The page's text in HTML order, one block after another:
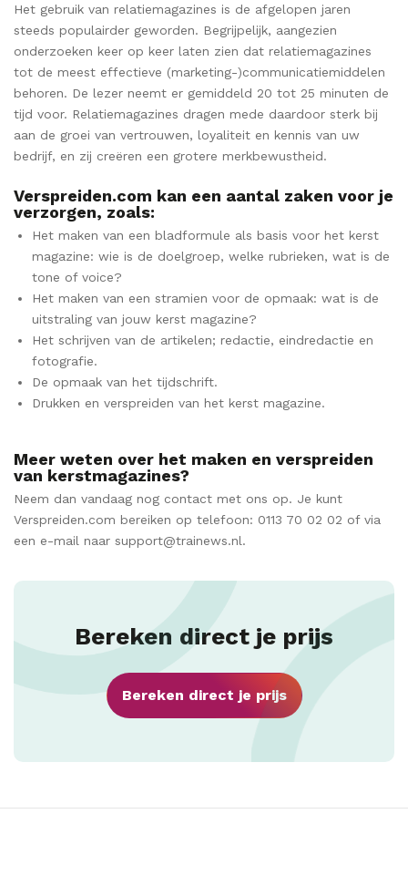
Het gebruik van relatiemagazines is de afgelopen jaren
steeds populairder geworden. Begrijpelijk, aangezien
onderzoeken keer op keer laten zien dat relatiemagazines
tot de meest effectieve (marketing-)communicatiemiddelen
behoren. De lezer neemt er gemiddeld 20 tot 25 minuten de
tijd voor. Relatiemagazines dragen mede daardoor sterk bij
aan de groei van vertrouwen, loyaliteit en kennis van uw
bedrijf, en zij creëren een grotere merkbewustheid.
Verspreiden.com kan een aantal zaken voor je
verzorgen, zoals:
Het maken van een bladformule als basis voor het kerst
magazine: wie is de doelgroep, welke rubrieken, wat is de
tone of voice?
Het maken van een stramien voor de opmaak: wat is de
uitstraling van jouw kerst magazine?
Het schrijven van de artikelen; redactie, eindredactie en
fotografie.
De opmaak van het tijdschrift.
Drukken en verspreiden van het kerst magazine.
Meer weten over het maken en verspreiden
van kerstmagazines?
Neem dan vandaag nog contact met ons op. Je kunt
Verspreiden.com bereiken op telefoon: 0113 70 02 02 of via
een e-mail naar support@trainews.nl.
Bereken direct je prijs
Bereken direct je prijs